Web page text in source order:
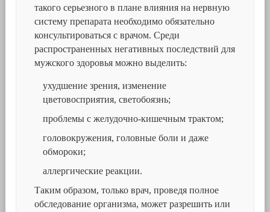
такого серьезного в плане влияния на нервную
систему препарата необходимо обязательно
консультироваться с врачом. Среди
распространенных негативных последствий для
мужского здоровья можно выделить:
ухудшение зрения, изменение
цветовосприятия, светобоязнь;
проблемы с желудочно-кишечным трактом;
головокружения, головные боли и даже
обмороки;
аллергические реакции.
Таким образом, только врач, проведя полное
обследование организма, может разрешить или